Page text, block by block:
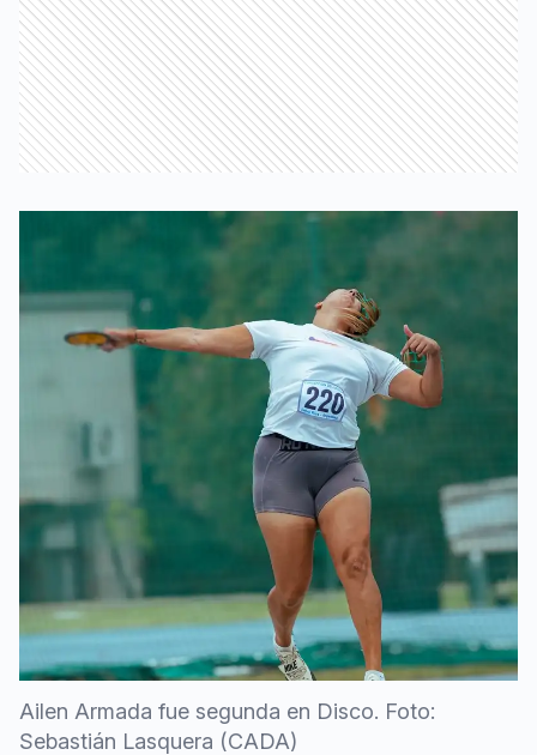
Ailen Armada fue segunda en Disco. Foto:
Sebastián Lasquera (CADA)